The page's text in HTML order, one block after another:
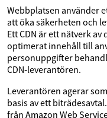
Webbplatsen använder
att öka säkerheten och
Ett CDN är ett nätverk
optimerat innehåll till
personuppgifter
CDN‑leverantören.
Leverantören agerar
basis av ett
från Amazon Web